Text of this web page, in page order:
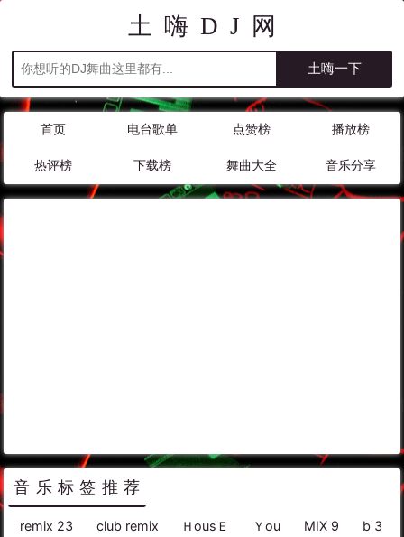
土嗨DJ网
首页 电台歌单 点赞榜 播放榜
热评榜 下载榜 舞曲大全 音乐分享
音乐标签推荐
remix 23 club remix ＨousＥ Ｙou MIX 9 b 3